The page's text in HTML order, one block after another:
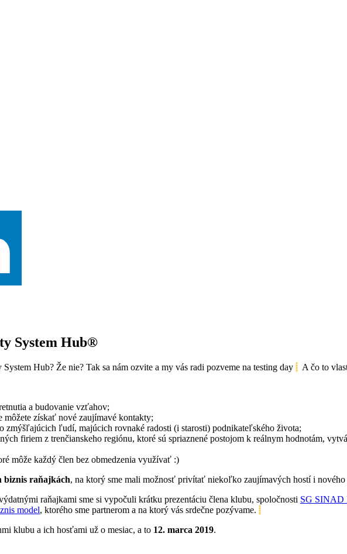
System Hub®
Hub? Že nie? Tak sa nám ozvite a my vás radi pozveme na testing day
A čo to
a budovanie vzťahov;
môžete získať nové zaujímavé kontakty;
zmýšľajúcich ľudí, majúcich rovnaké radosti (i starosti) podnikateľského života;
firiem z trenčianskeho regiónu, ktoré sú spriaznené postojom k reálnym hodnotám,
môže každý člen bez obmedzenia využívať :)
biznis raňajkách, na ktorý sme mali možnosť privítať niekoľko zaujímavých hostí i nového
raňajkami sme si vypočuli krátku prezentáciu člena klubu, spoločnosti SG SINAD
model, ktorého sme partnerom a na ktorý vás srdečne pozývame.
klubu a ich hosťami už o mesiac, a to 12. marca 2019.